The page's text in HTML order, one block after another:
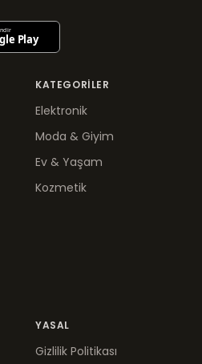
KATEGORILER
Elektronik
Moda & Giyim
Ev & Yaşam
Kozmetik
YASAL
Gizlilik Politikası